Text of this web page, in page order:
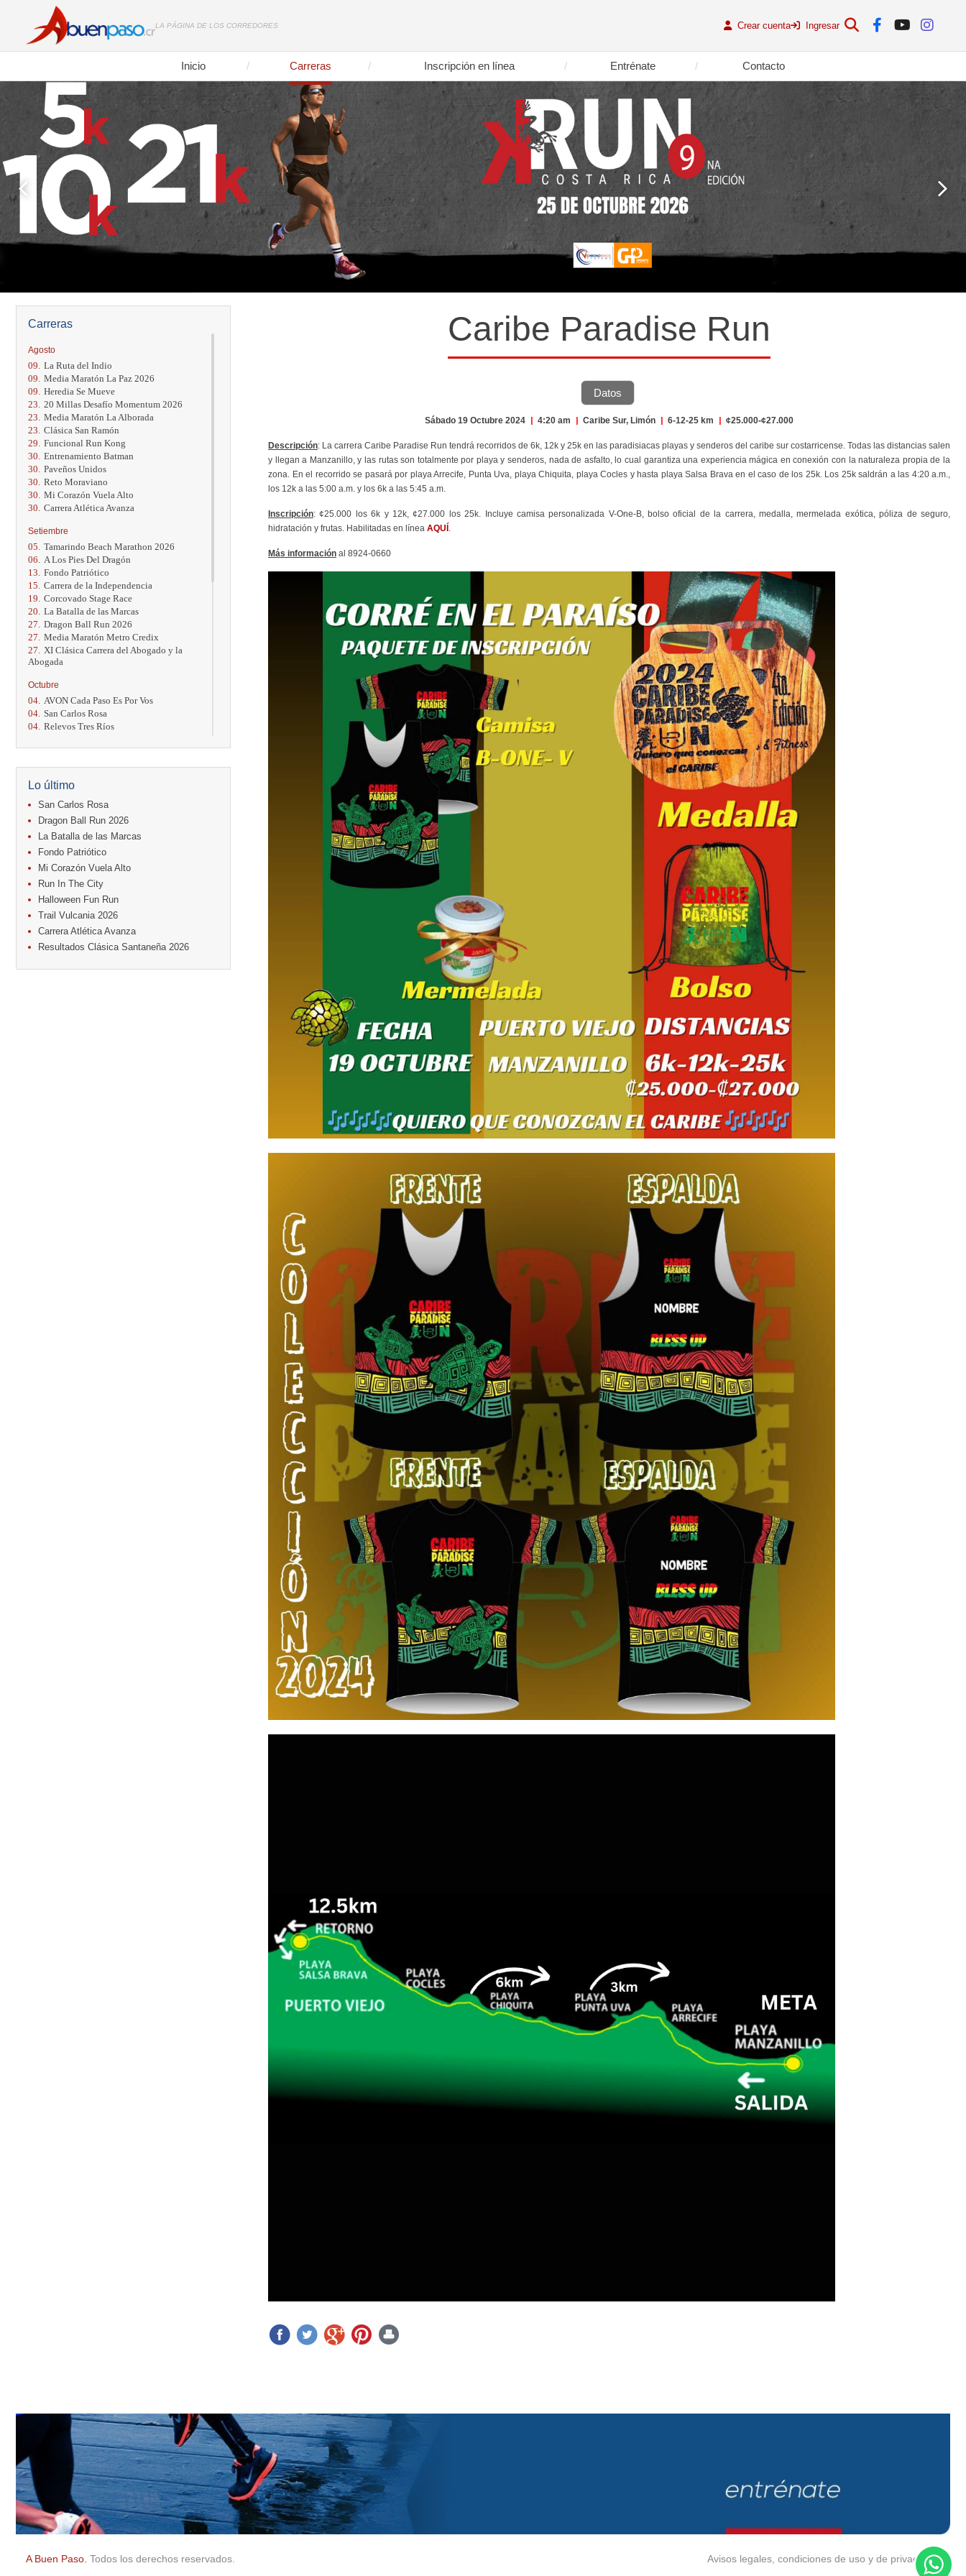
LA PÁGINA DE LOS CORREDORES Crear cuenta Ingresar
Inicio Carreras Inscripción en línea Entrénate Contacto
Carreras
Agosto
09. La Ruta del Indio
09. Media Maratón La Paz 2026
09. Heredia Se Mueve
23. 20 Millas Desafío Momentum 2026
23. Media Maratón La Alborada
23. Clásica San Ramón
29. Funcional Run Kong
30. Entrenamiento Batman
30. Paveños Unidos
30. Reto Moraviano
30. Mi Corazón Vuela Alto
30. Carrera Atlética Avanza
Setiembre
05. Tamarindo Beach Marathon 2026
06.
A Los Pies Del Dragón
13. Fondo Patriótico
15. Carrera de la Independencia
19. Corcovado Stage Race
20. La Batalla de las Marcas
27. Dragon Ball Run 2026
27. Media Maratón Metro Credix
27.
XI Clásica Carrera del Abogado y la
Abogada
Octubre
04. AVON Cada Paso Es Por Vos
04. San Carlos Rosa
04. Relevos Tres Ríos
17. Caribe Paradise Run
Casa Turire Trail Run
18. Warriors Run Circuit
18. Samsung Jacó Beach Half Marathon
2026
KRun by Under Armour
25. Run Alajuela
31. Halloween Fun Run
15. Entre Pan y Rosas
Diciembre
06. Trail Vulcania 2026
Lo último
San Carlos Rosa
Dragon Ball Run 2026
La Batalla de las Marcas
Fondo Patriótico
Mi Corazón Vuela Alto
Run In The City
Halloween Fun Run
Trail Vulcania 2026
Carrera Atlética Avanza
Resultados Clásica Santaneña 2026
Caribe Paradise Run
Datos
Sábado 19 Octubre 2024 | 4:20 am | Caribe Sur, Limón | 6-12-25 km | ¢25.000-¢27.000
Descripción: La carrera Caribe Paradise Run tendrá recorridos de 6k, 12k y 25k en las paradisiacas playas y senderos del caribe sur costarricense. Todas las distancias salen
y llegan a Manzanillo, y las rutas son totalmente por playa y senderos, nada de asfalto, lo cual garantiza una experiencia mágica en conexión con la naturaleza propia de la
zona. En el recorrido se pasará por playa Arrecife, Punta Uva, playa Chiquita, playa Cocles y hasta playa Salsa Brava en el caso de los 25k. Los 25k saldrán a las 4:20 a.m.,
los 12k a las 5:00 a.m. y los 6k a las 5:45 a.m.
Inscripción: ¢25.000 los 6k y 12k, ¢27.000 los 25k. Incluye camisa personalizada V-One-B, bolso oficial de la carrera, medalla, mermelada exótica, póliza de seguro,
hidratación y frutas. Habilitadas en línea AQUÍ
Más información al 8924-0660
Avisos legales, condiciones de uso y de privacidad.
A Buen Paso. Todos los derechos reservados.